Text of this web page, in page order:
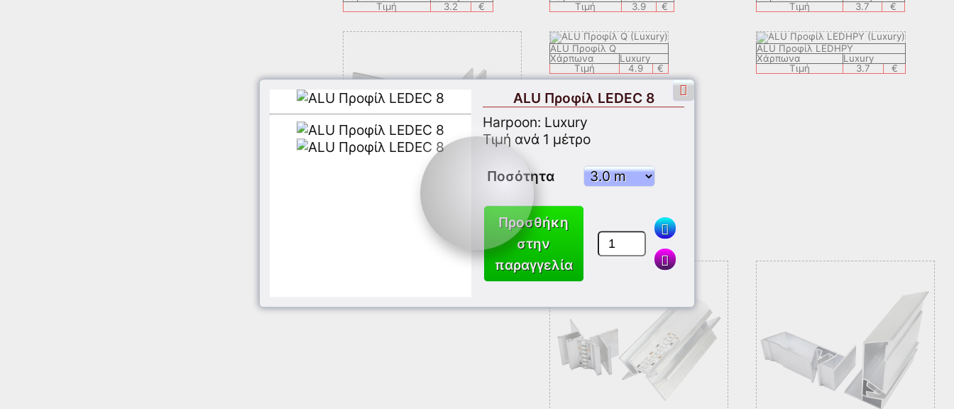
Τιμή
3.2 €
Τιμή
3.9 €
Τιμή
3.7 €
ALU Προφίλ ECF-F
€
ALU Προφίλ Q
Χάρπωνα
Luxury
Τιμή
4.9 €
ALU Προφίλ LEDHPY
Χάρπωνα
Luxury
Τιμή
3.7 €
ALU Προφίλ LEDEC 8
Harpoon: Luxury
Τιμή ανά 1 μέτρο
Ποσότητα
Προσθήκη
στην
παραγγελία